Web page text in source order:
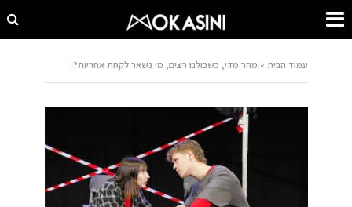
עמוד הבית » מהר מדי, כשכולנו רצים, מי נשאר לקחת אחריות?